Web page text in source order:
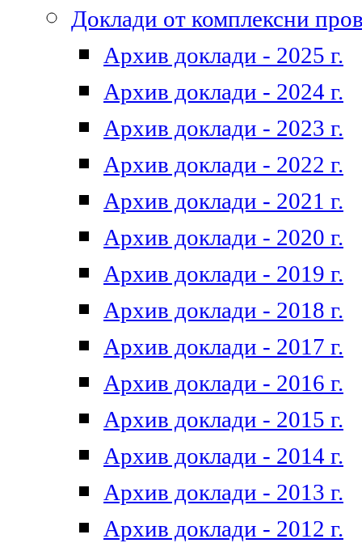
Доклади от комплексни
Архив доклади - 2025 г.
Архив доклади - 2024 г.
Архив доклади - 2023 г.
Архив доклади - 2022 г.
Архив доклади - 2021 г.
Архив доклади - 2020 г.
Архив доклади - 2019 г.
Архив доклади - 2018 г.
Архив доклади - 2017 г.
Архив доклади - 2016 г.
Архив доклади - 2015 г.
Архив доклади - 2014 г.
Архив доклади - 2013 г.
Архив доклади - 2012 г.